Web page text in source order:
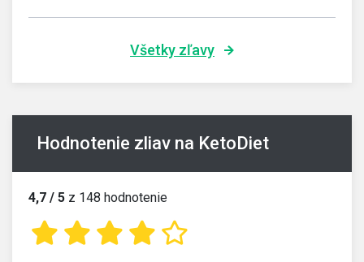
Všetky zľavy
Hodnotenie zliav na KetoDiet
4,7 / 5 z 148 hodnotenie